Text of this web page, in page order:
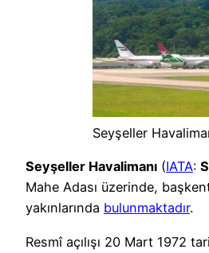
Seyşeller
Seyşeller Havalimanı (IATA:
Mahe Adası üzerinde,
yakınlarında bulunmaktadır.
Resmî açılışı 20 Mart 1972